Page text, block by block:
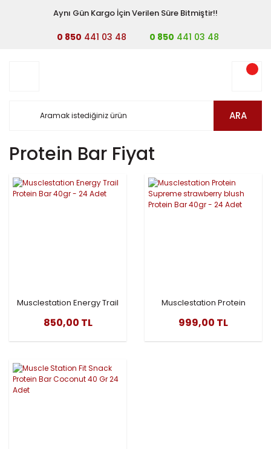
Aynı Gün Kargo İçin Verilen Süre Bitmiştir!!
0 850 441 03 48 0 850 441 03 48
ARA
Protein Bar Fiyat
Musclestation Energy Trail
Protein Bar 40gr - 24 Adet
850,00 TL
Musclestation Protein
Supreme strawberry blush
999,00 TL